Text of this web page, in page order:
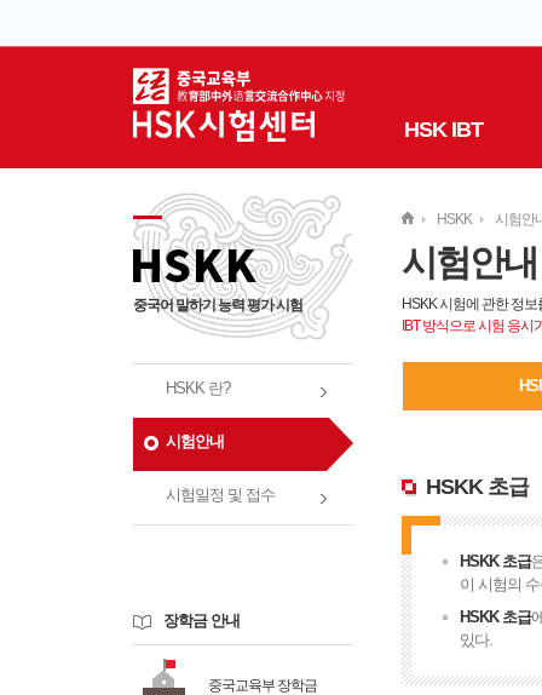
HSK IBT
중국어 말하기 능력 평가 시험
HSKK 란?
시험안내
시험일정 및 접수
장학금 안내
중국교육부 장학금
HSKK 시험안
시험안내
HSKK 시험에 관한 정
IBT 방식으로 시험 응시
HSKK 초급
HSKK 초급
이 시험의
HSKK 초급
있다.